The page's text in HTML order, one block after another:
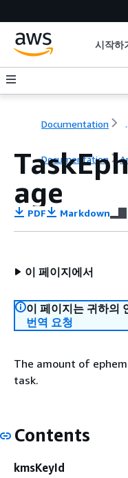
시작하
Documentation
Documentation
age
PDF Markdown
이 페이지에서
이 페이지는 귀하의
번역 요청
The amount of
task.
Contents
kmsKeyId